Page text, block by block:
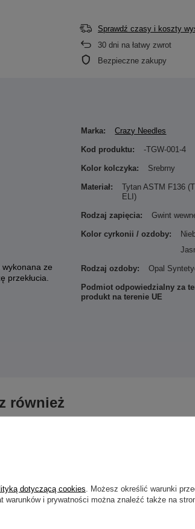
Sprawdź czasy i koszty
30 dni na łatwy zwrot
Bezpieczne zakupy
ze
przekłucia.
Marka: Crazy Needles
Kod produktu: -TGW-001-4
Kolor kolczyka: Srebrny
Materiał:
Tytan ASTM F136
ELI)
Rodzaj zapięcia: Gwint
Kolor cyrkonii / ozdoby:
Rodzaj ozdoby: Opal
Podmiot odpowiedzialny za
produkt na terenie UE
również
dotyczącą cookies . Możesz określić warunki
warunków i prywatności można znaleźć także na